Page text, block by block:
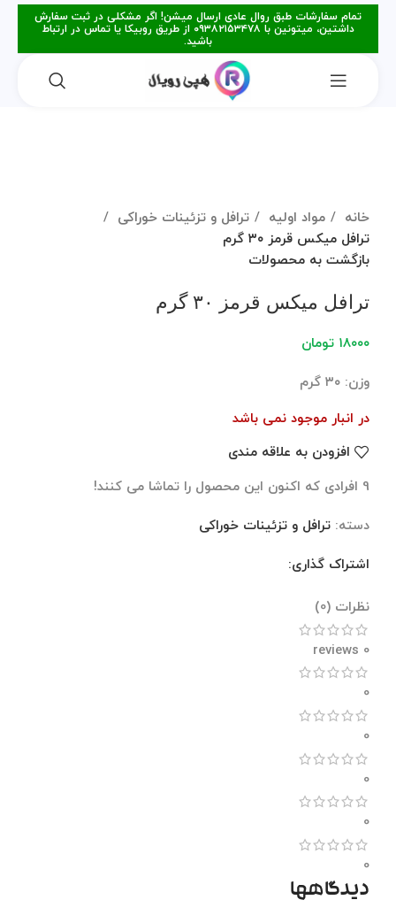
تمام سفارشات طبق روال عادی ارسال میشن! اگر مشکلی در ثبت سفارش
داشتین، میتونین با ۰۹۳۸۲۱۵۳۴۷۸ از طریق روبیکا یا تماس در ارتباط
باشید.
خانه
مواد اولیه
ترافل و تزئینات خوراکی
ترافل میکس قرمز ۳۰ گرم
بازگشت به محصولات
ترافل میکس قرمز ۳۰ گرم
۱۸۰۰۰ تومان
وزن: ۳۰ گرم
در انبار موجود نمی باشد
افزودن به علاقه مندی
9 افرادی که اکنون این محصول را تماشا می کنند!
دسته: ترافل و تزئینات خوراکی
اشتراک گذاری:
نظرات (0)
0 reviews
0
0
0
0
0
دیدگاهها